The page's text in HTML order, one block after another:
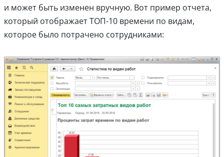
и может быть изменен вручную. Вот пример отчета,
который отображает ТОП-10 времени по видам,
которое было потрачено сотрудниками: